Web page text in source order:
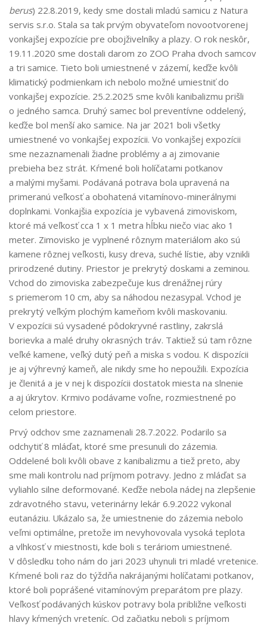
berus) 22.8.2019, kedy sme dostali mladú samicu z Natura
servis s.r.o. Stala sa tak prvým obyvateľom novootvorenej
vonkajšej expozície pre obojživelníky a plazy. O rok neskôr,
19.11.2020 sme dostali darom zo ZOO Praha dvoch samcov
a tri samice. Tieto boli umiestnené v zázemí, keďže kvôli
klimatický podmienkam ich nebolo možné umiestniť do
vonkajšej expozície. 25.2.2025 sme kvôli kanibalizmu prišli
o jedného samca. Druhý samec bol preventívne oddelený,
keďže bol menší ako samice. Na jar 2021 boli všetky
umiestnené vo vonkajšej expozícii. Vo vonkajšej expozícii
sme nezaznamenali žiadne problémy a aj zimovanie
prebieha bez strát. Kŕmené boli holíčatami potkanov
a malými myšami. Podávaná potrava bola upravená na
primeranú veľkosť a obohatená vitamínovo-minerálnymi
doplnkami. Vonkajšia expozícia je vybavená zimoviskom,
ktoré má veľkosť cca 1 x 1 metra hĺbku niečo viac ako 1
meter. Zimovisko je vyplnené rôznym materiálom ako sú
kamene rôznej veľkosti, kusy dreva, suché lístie, aby vznikli
prirodzené dutiny. Priestor je prekrytý doskami a zeminou.
Vchod do zimoviska zabezpečuje kus drenážnej rúry
s priemerom 10 cm, aby sa náhodou nezasypal. Vchod je
prekrytý veľkým plochým kameňom kvôli maskovaniu.
V expozícii sú vysadené pôdokryvné rastliny, zakrslá
borievka a malé druhy okrasných tráv. Taktiež sú tam rôzne
veľké kamene, veľký dutý peň a miska s vodou. K dispozícii
je aj výhrevný kameň, ale nikdy sme ho nepoužili. Expozícia
je členitá a je v nej k dispozícii dostatok miesta na slnenie
a aj úkrytov. Krmivo podávame voľne, rozmiestnené po
celom priestore.
Prvý odchov sme zaznamenali 28.7.2022. Podarilo sa
odchytiť 8 mláďat, ktoré sme presunuli do zázemia.
Oddelené boli kvôli obave z kanibalizmu a tiež preto, aby
sme mali kontrolu nad príjmom potravy. Jedno z mláďat sa
vyliahlo silne deformované. Keďže nebola nádej na zlepšenie
zdravotného stavu, veterinárny lekár 6.9.2022 vykonal
eutanáziu. Ukázalo sa, že umiestnenie do zázemia nebolo
veľmi optimálne, pretože im nevyhovovala vysoká teplota
a vlhkosť v miestnosti, kde boli s teráriom umiestnené.
V dôsledku toho nám do jari 2023 uhynuli tri mladé vretenice.
Kŕmené boli raz do týždňa nakrájanými holíčatami potkanov,
ktoré boli poprášené vitamínovým preparátom pre plazy.
Veľkosť podávaných kúskov potravy bola približne veľkosti
hlavy kŕmených vreteníc. Od začiatku neboli s príjmom